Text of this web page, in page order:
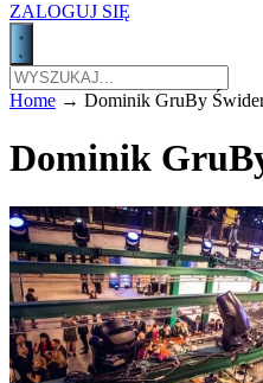
ZALOGUJ SIĘ
Home → Dominik GruBy
Dominik